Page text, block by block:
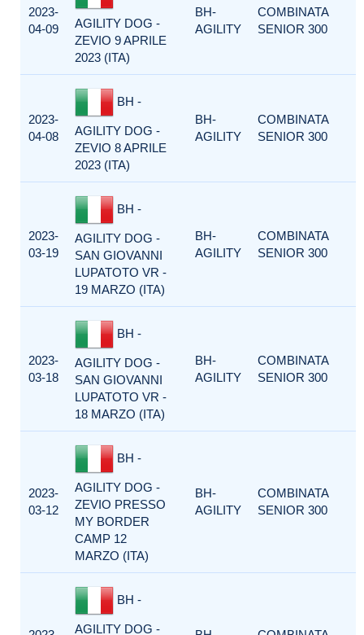
2023-
04-09
AGILITY DOG -
ZEVIO 9 APRILE
2023 (ITA)
BH-
AGILITY
COMBINATA
SENIOR 300
2023-
04-08
BH -
AGILITY DOG -
ZEVIO 8 APRILE
2023 (ITA)
BH-
AGILITY
COMBINATA
SENIOR 300
2023-
03-19
BH -
AGILITY DOG -
SAN GIOVANNI
LUPATOTO VR -
19 MARZO (ITA)
BH-
AGILITY
COMBINATA
SENIOR 300
2023-
03-18
BH -
AGILITY DOG -
SAN GIOVANNI
LUPATOTO VR -
18 MARZO (ITA)
BH-
AGILITY
COMBINATA
SENIOR 300
2023-
03-12
BH -
AGILITY DOG -
ZEVIO PRESSO
MY BORDER
CAMP 12
MARZO (ITA)
BH-
AGILITY
COMBINATA
SENIOR 300
BH -
AGILITY DOG -